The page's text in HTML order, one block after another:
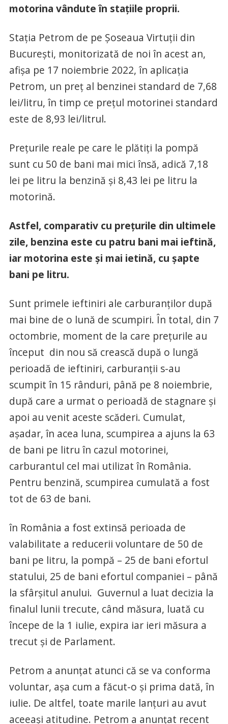
motorina vândute în stațiile proprii.
Stația Petrom de pe Șoseaua Virtuții din
București, monitorizată de noi în acest an,
afișa pe 17 noiembrie 2022, în aplicația
Petrom, un preț al benzinei standard de 7,68
lei/litru, în timp ce prețul motorinei standard
este de 8,93 lei/litrul.
Prețurile reale pe care le plătiți la pompă
sunt cu 50 de bani mai mici însă, adică 7,18
lei pe litru la benzină și 8,43 lei pe litru la
motorină.
Astfel, comparativ cu prețurile din ultimele
zile, benzina este cu patru bani mai ieftină,
iar motorina este și mai ietină, cu șapte
bani pe litru.
Sunt primele ieftiniri ale carburanților după
mai bine de o lună de scumpiri. În total, din 7
octombrie, moment de la care prețurile au
început din nou să crească după o lungă
perioadă de ieftiniri, carburanții s-au
scumpit în 15 rânduri, până pe 8 noiembrie,
după care a urmat o perioadă de stagnare și
apoi au venit aceste scăderi. Cumulat,
așadar, în acea luna, scumpirea a ajuns la 63
de bani pe litru în cazul motorinei,
carburantul cel mai utilizat în România.
Pentru benzină, scumpirea cumulată a fost
tot de 63 de bani.
în România a fost extinsă perioada de
valabilitate a reducerii voluntare de 50 de
bani pe litru, la pompă – 25 de bani efortul
statului, 25 de bani efortul companiei – până
la sfârșitul anului. Guvernul a luat decizia la
finalul lunii trecute, când măsura, luată cu
începe de la 1 iulie, expira iar ieri măsura a
trecut și de Parlament.
Petrom a anunțat atunci că se va conforma
voluntar, așa cum a făcut-o și prima dată, în
iulie. De altfel, toate marile lanțuri au avut
aceeași atitudine. Petrom a anunțat recent